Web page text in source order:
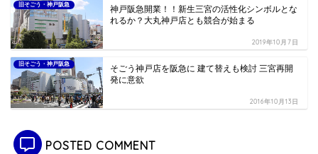
旧そごう・神戸阪急
神戸阪急開業！！新生三宮の活性化シンボルとな
れるか？大丸神戸店とも競合が始まる
2019年10月7日
旧そごう・神戸阪急
そごう神戸店を阪急に 建て替えも検討 三宮再開
発に意欲
2016年10月13日
POSTED COMMENT